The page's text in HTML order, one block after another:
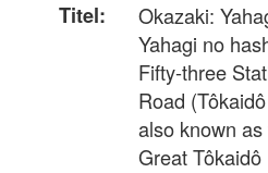
Titel:
Okazaki:
Yahagi no
Fifty-three
Road
also known
Great Tôkaidô